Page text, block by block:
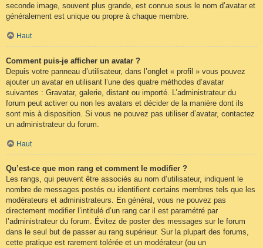
seconde image, souvent plus grande, est connue sous le nom d’avatar et
généralement est unique ou propre à chaque membre.
Haut
Comment puis-je afficher un avatar ?
Depuis votre panneau d’utilisateur, dans l’onglet « profil » vous pouvez
ajouter un avatar en utilisant l’une des quatre méthodes d’avatar
suivantes : Gravatar, galerie, distant ou importé. L’administrateur du
forum peut activer ou non les avatars et décider de la manière dont ils
sont mis à disposition. Si vous ne pouvez pas utiliser d’avatar, contactez
un administrateur du forum.
Haut
Qu’est-ce que mon rang et comment le modifier ?
Les rangs, qui peuvent être associés au nom d’utilisateur, indiquent le
nombre de messages postés ou identifient certains membres tels que les
modérateurs et administrateurs. En général, vous ne pouvez pas
directement modifier l’intitulé d’un rang car il est paramétré par
l’administrateur du forum. Évitez de poster des messages sur le forum
dans le seul but de passer au rang supérieur. Sur la plupart des forums,
cette pratique est rarement tolérée et un modérateur (ou un